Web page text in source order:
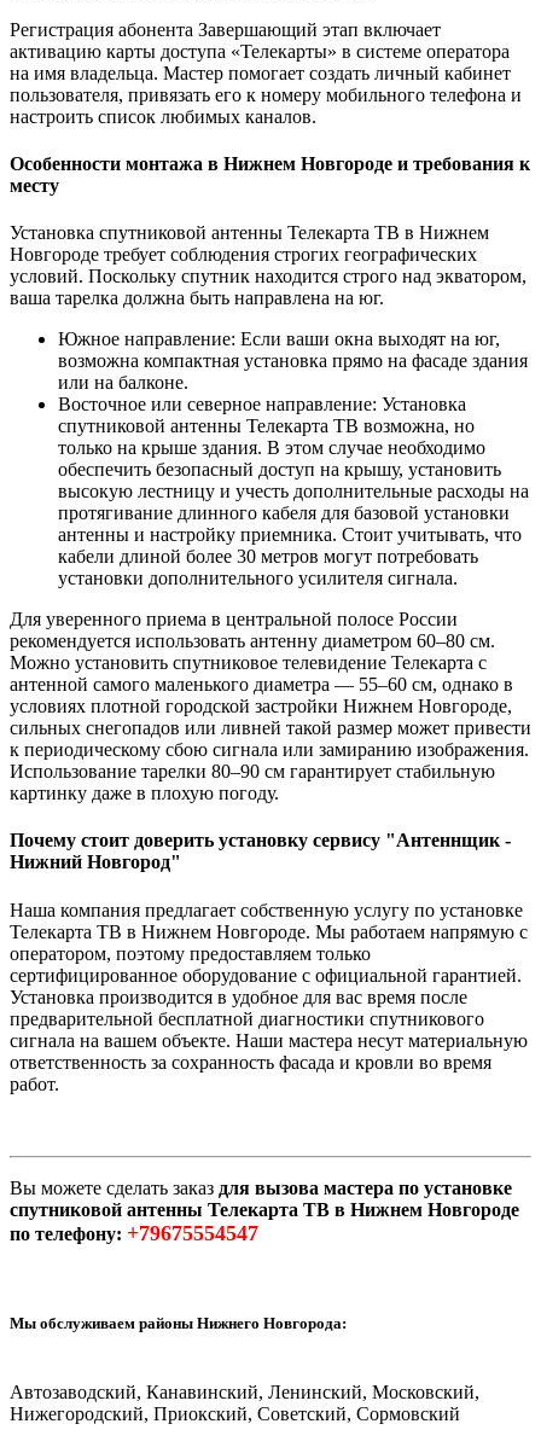
Регистрация абонента Завершающий этап включает
активацию карты доступа «Телекарты» в системе оператора
на имя владельца. Мастер помогает создать личный кабинет
пользователя, привязать его к номеру мобильного телефона и
настроить список любимых каналов.
Особенности монтажа в Нижнем Новгороде и требования к
месту
Установка спутниковой антенны Телекарта ТВ в Нижнем
Новгороде требует соблюдения строгих географических
условий. Поскольку спутник находится строго над экватором,
ваша тарелка должна быть направлена на юг.
Южное направление: Если ваши окна выходят на юг,
возможна компактная установка прямо на фасаде здания
или на балконе.
Восточное или северное направление: Установка
спутниковой антенны Телекарта ТВ возможна, но
только на крыше здания. В этом случае необходимо
обеспечить безопасный доступ на крышу, установить
высокую лестницу и учесть дополнительные расходы на
протягивание длинного кабеля для базовой установки
антенны и настройку приемника. Стоит учитывать, что
кабели длиной более 30 метров могут потребовать
установки дополнительного усилителя сигнала.
Для уверенного приема в центральной полосе России
рекомендуется использовать антенну диаметром 60–80 см.
Можно установить спутниковое телевидение Телекарта с
антенной самого маленького диаметра — 55–60 см, однако в
условиях плотной городской застройки Нижнем Новгороде,
сильных снегопадов или ливней такой размер может привести
к периодическому сбою сигнала или замиранию изображения.
Использование тарелки 80–90 см гарантирует стабильную
картинку даже в плохую погоду.
Почему стоит доверить установку сервису "Антеннщик -
Нижний Новгород"
Наша компания предлагает собственную услугу по установке
Телекарта ТВ в Нижнем Новгороде. Мы работаем напрямую с
оператором, поэтому предоставляем только
сертифицированное оборудование с официальной гарантией.
Установка производится в удобное для вас время после
предварительной бесплатной диагностики спутникового
сигнала на вашем объекте. Наши мастера несут материальную
ответственность за сохранность фасада и кровли во время
работ.
Вы можете сделать заказ для вызова мастера по установке
спутниковой антенны Телекарта ТВ в Нижнем Новгороде
по телефону: +79675554547
Мы обслуживаем районы Нижнего Новгорода:
Автозаводский, Канавинский, Ленинский, Московский,
Нижегородский, Приокский, Советский, Сормовский